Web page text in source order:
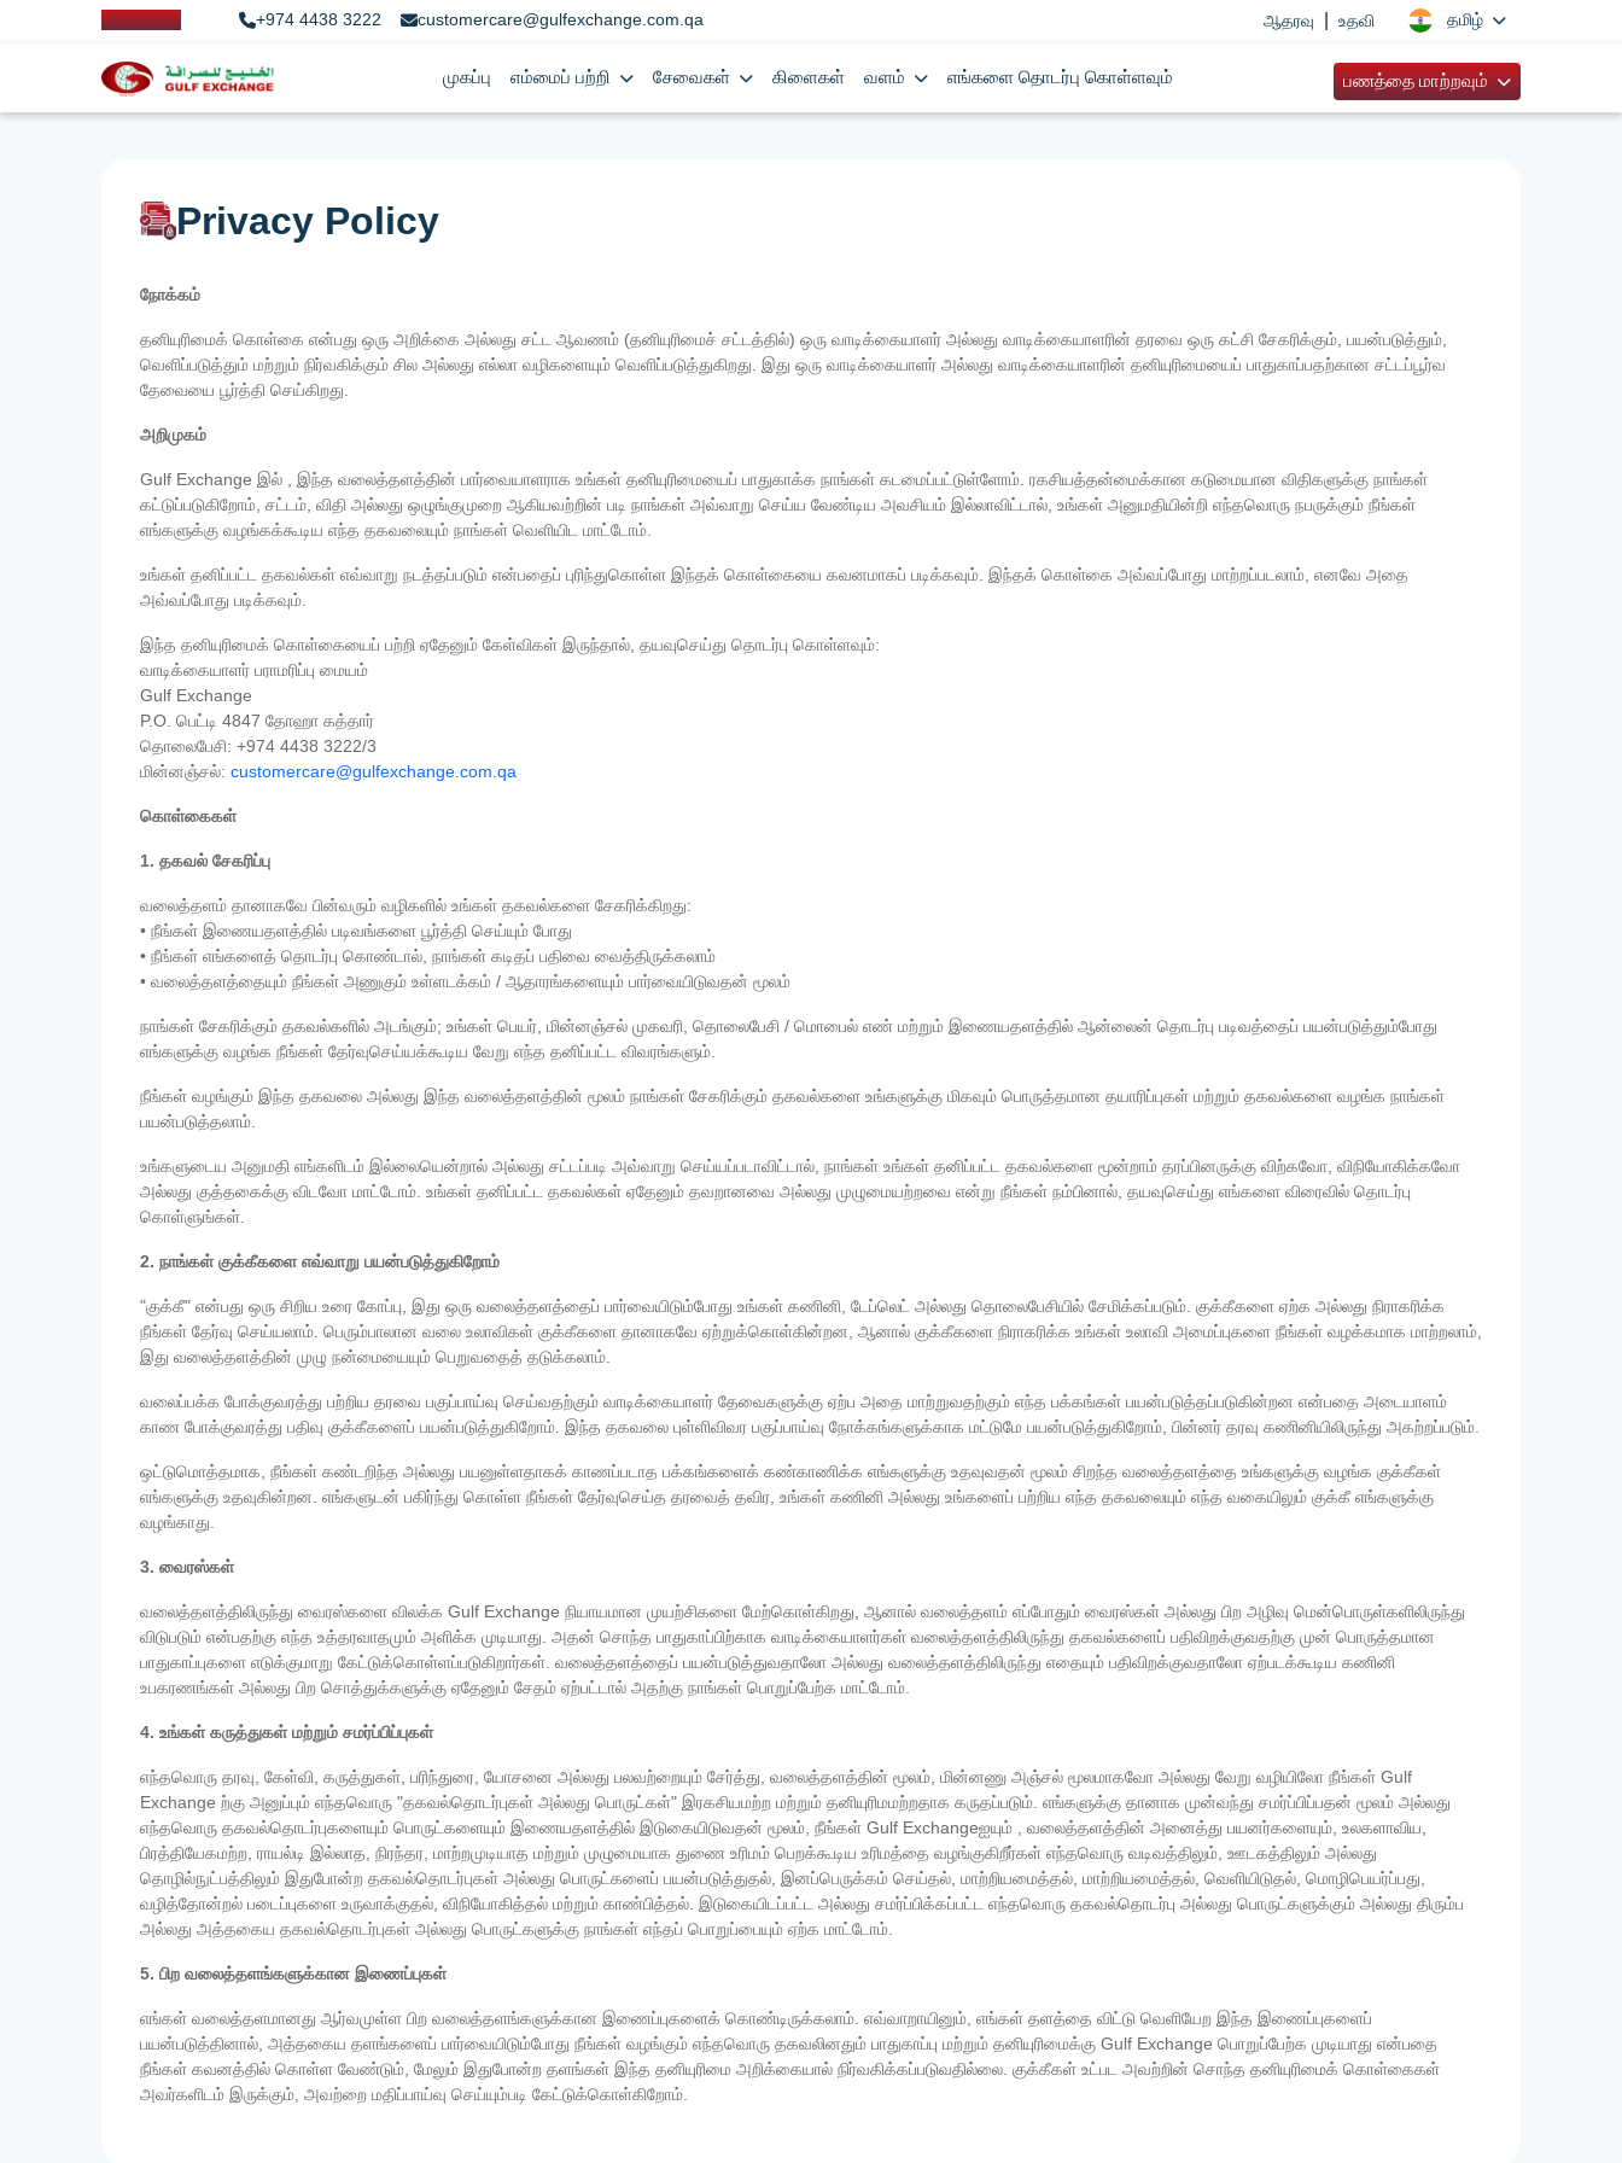
+974 4438 3222 customercare@gulfexchange.com.qa ஆதரவு உதவி தமிழ்
முகப்பு எம்மைப் பற்றி சேவைகள் கிளைகள் வளம் எங்களை தொடர்பு கொள்ளவும் பணத்தை மாற்றவும்
Privacy Policy
நோக்கம்
தனியுரிமைக் கொள்கை என்பது ஒரு அறிக்கை அல்லது சட்ட ஆவணம் (தனியுரிமைச் சட்டத்தில்) ஒரு வாடிக்கையாளர் அல்லது வாடிக்கையாளரின் தரவை ஒரு கட்சி சேகரிக்கும், பயன்படுத்தும்,
வெளிப்படுத்தும் மற்றும் நிர்வகிக்கும் சில அல்லது எல்லா வழிகளையும் வெளிப்படுத்துகிறது. இது ஒரு வாடிக்கையாளர் அல்லது வாடிக்கையாளரின் தனியுரிமையைப் பாதுகாப்பதற்கான சட்டப்பூர்வ
தேவையை பூர்த்தி செய்கிறது.
அறிமுகம்
Gulf Exchange இல் , இந்த வலைத்தளத்தின் பார்வையாளராக உங்கள் தனியுரிமையைப் பாதுகாக்க நாங்கள் கடமைப்பட்டுள்ளோம். ரகசியத்தன்மைக்கான கடுமையான விதிகளுக்கு நாங்கள்
கட்டுப்படுகிறோம், சட்டம், விதி அல்லது ஒழுங்குமுறை ஆகியவற்றின் படி நாங்கள் அவ்வாறு செய்ய வேண்டிய அவசியம் இல்லாவிட்டால், உங்கள் அனுமதியின்றி எந்தவொரு நபருக்கும் நீங்கள்
எங்களுக்கு வழங்கக்கூடிய எந்த தகவலையும் நாங்கள் வெளியிட மாட்டோம்.
உங்கள் தனிப்பட்ட தகவல்கள் எவ்வாறு நடத்தப்படும் என்பதைப் புரிந்துகொள்ள இந்தக் கொள்கையை கவனமாகப் படிக்கவும். இந்தக் கொள்கை அவ்வப்போது மாற்றப்படலாம், எனவே அதை
அவ்வப்போது படிக்கவும்.
இந்த தனியுரிமைக் கொள்கையைப் பற்றி ஏதேனும் கேள்விகள் இருந்தால், தயவுசெய்து தொடர்பு கொள்ளவும்:
வாடிக்கையாளர் பராமரிப்பு மையம்
Gulf Exchange
P.O. பெட்டி 4847 தோஹா கத்தார்
தொலைபேசி: +974 4438 3222/3
மின்னஞ்சல்: customercare@gulfexchange.com.qa
கொள்கைகள்
1. தகவல் சேகரிப்பு
வலைத்தளம் தானாகவே பின்வரும் வழிகளில் உங்கள் தகவல்களை சேகரிக்கிறது:
• நீங்கள் இணையதளத்தில் படிவங்களை பூர்த்தி செய்யும் போது
• நீங்கள் எங்களைத் தொடர்பு கொண்டால், நாங்கள் கடிதப் பதிவை வைத்திருக்கலாம்
• வலைத்தளத்தையும் நீங்கள் அணுகும் உள்ளடக்கம் / ஆதாரங்களையும் பார்வையிடுவதன் மூலம்
நாங்கள் சேகரிக்கும் தகவல்களில் அடங்கும்; உங்கள் பெயர், மின்னஞ்சல் முகவரி, தொலைபேசி / மொபைல் எண் மற்றும் இணையதளத்தில் ஆன்லைன் தொடர்பு படிவத்தைப் பயன்படுத்தும்போது
எங்களுக்கு வழங்க நீங்கள் தேர்வுசெய்யக்கூடிய வேறு எந்த தனிப்பட்ட விவரங்களும்.
நீங்கள் வழங்கும் இந்த தகவலை அல்லது இந்த வலைத்தளத்தின் மூலம் நாங்கள் சேகரிக்கும் தகவல்களை உங்களுக்கு மிகவும் பொருத்தமான தயாரிப்புகள் மற்றும் தகவல்களை வழங்க நாங்கள்
பயன்படுத்தலாம்.
உங்களுடைய அனுமதி எங்களிடம் இல்லையென்றால் அல்லது சட்டப்படி அவ்வாறு செய்யப்படாவிட்டால், நாங்கள் உங்கள் தனிப்பட்ட தகவல்களை மூன்றாம் தரப்பினருக்கு விற்கவோ, விநியோகிக்கவோ
அல்லது குத்தகைக்கு விடவோ மாட்டோம். உங்கள் தனிப்பட்ட தகவல்கள் ஏதேனும் தவறானவை அல்லது முழுமையற்றவை என்று நீங்கள் நம்பினால், தயவுசெய்து எங்களை விரைவில் தொடர்பு
கொள்ளுங்கள்.
2. நாங்கள் குக்கீகளை எவ்வாறு பயன்படுத்துகிறோம்
"குக்கீ" என்பது ஒரு சிறிய உரை கோப்பு, இது ஒரு வலைத்தளத்தைப் பார்வையிடும்போது உங்கள் கணினி, டேப்லெட் அல்லது தொலைபேசியில் சேமிக்கப்படும். குக்கீகளை ஏற்க அல்லது நிராகரிக்க
நீங்கள் தேர்வு செய்யலாம். பெரும்பாலான வலை உலாவிகள் குக்கீகளை தானாகவே ஏற்றுக்கொள்கின்றன, ஆனால் குக்கீகளை நிராகரிக்க உங்கள் உலாவி அமைப்புகளை நீங்கள் வழக்கமாக மாற்றலாம்,
இது வலைத்தளத்தின் முழு நன்மையையும் பெறுவதைத் தடுக்கலாம்.
வலைப்பக்க போக்குவரத்து பற்றிய தரவை பகுப்பாய்வு செய்வதற்கும் வாடிக்கையாளர் தேவைகளுக்கு ஏற்ப அதை மாற்றுவதற்கும் எந்த பக்கங்கள் பயன்படுத்தப்படுகின்றன என்பதை அடையாளம்
காண போக்குவரத்து பதிவு குக்கீகளைப் பயன்படுத்துகிறோம். இந்த தகவலை புள்ளிவிவர பகுப்பாய்வு நோக்கங்களுக்காக மட்டுமே பயன்படுத்துகிறோம், பின்னர் தரவு கணினியிலிருந்து அகற்றப்படும்.
ஒட்டுமொத்தமாக, நீங்கள் கண்டறிந்த அல்லது பயனுள்ளதாகக் காணப்படாத பக்கங்களைக் கண்காணிக்க எங்களுக்கு உதவுவதன் மூலம் சிறந்த வலைத்தளத்தை உங்களுக்கு வழங்க குக்கீகள்
எங்களுக்கு உதவுகின்றன. எங்களுடன் பகிர்ந்து கொள்ள நீங்கள் தேர்வுசெய்த தரவைத் தவிர, உங்கள் கணினி அல்லது உங்களைப் பற்றிய எந்த தகவலையும் எந்த வகையிலும் குக்கீ எங்களுக்கு
வழங்காது.
3. வைரஸ்கள்
வலைத்தளத்திலிருந்து வைரஸ்களை விலக்க Gulf Exchange நியாயமான முயற்சிகளை மேற்கொள்கிறது, ஆனால் வலைத்தளம் எப்போதும் வைரஸ்கள் அல்லது பிற அழிவு மென்பொருள்களிலிருந்து
விடுபடும் என்பதற்கு எந்த உத்தரவாதமும் அளிக்க முடியாது. அதன் சொந்த பாதுகாப்பிற்காக வாடிக்கையாளர்கள் வலைத்தளத்திலிருந்து தகவல்களைப் பதிவிறக்குவதற்கு முன் பொருத்தமான
பாதுகாப்புகளை எடுக்குமாறு கேட்டுக்கொள்ளப்படுகிறார்கள். வலைத்தளத்தைப் பயன்படுத்துவதாலோ அல்லது வலைத்தளத்திலிருந்து எதையும் பதிவிறக்குவதாலோ ஏற்படக்கூடிய கணினி
உபகரணங்கள் அல்லது பிற சொத்துக்களுக்கு ஏதேனும் சேதம் ஏற்பட்டால் அதற்கு நாங்கள் பொறுப்பேற்க மாட்டோம்.
4. உங்கள் கருத்துகள் மற்றும் சமர்ப்பிப்புகள்
எந்தவொரு தரவு, கேள்வி, கருத்துகள், பரிந்துரை, யோசனை அல்லது பலவற்றையும் சேர்த்து, வலைத்தளத்தின் மூலம், மின்னணு அஞ்சல் மூலமாகவோ அல்லது வேறு வழியிலோ நீங்கள் Gulf
Exchange ற்கு அனுப்பும் எந்தவொரு "தகவல்தொடர்புகள் அல்லது பொருட்கள்" இரகசியமற்ற மற்றும் தனியுரிமமற்றதாக கருதப்படும். எங்களுக்கு தானாக முன்வந்து சமர்ப்பிப்பதன் மூலம் அல்லது
எந்தவொரு தகவல்தொடர்புகளையும் பொருட்களையும் இணையதளத்தில் இடுகையிடுவதன் மூலம், நீங்கள் Gulf Exchangeஐயும் , வலைத்தளத்தின் அனைத்து பயனர்களையும், உலகளாவிய,
பிரத்தியேகமற்ற, ராயல்டி இல்லாத, நிரந்தர, மாற்றமுடியாத மற்றும் முழுமையாக துணை உரிமம் பெறக்கூடிய உரிமத்தை வழங்குகிறீர்கள் எந்தவொரு வடிவத்திலும், ஊடகத்திலும் அல்லது
தொழில்நுட்பத்திலும் இதுபோன்ற தகவல்தொடர்புகள் அல்லது பொருட்களைப் பயன்படுத்துதல், இனப்பெருக்கம் செய்தல், மாற்றியமைத்தல், மாற்றியமைத்தல், வெளியிடுதல், மொழிபெயர்ப்பது,
வழித்தோன்றல் படைப்புகளை உருவாக்குதல், விநியோகித்தல் மற்றும் காண்பித்தல். இடுகையிடப்பட்ட அல்லது சமர்ப்பிக்கப்பட்ட எந்தவொரு தகவல்தொடர்பு அல்லது பொருட்களுக்கும் அல்லது திரும்ப
அல்லது அத்தகைய தகவல்தொடர்புகள் அல்லது பொருட்களுக்கு நாங்கள் எந்தப் பொறுப்பையும் ஏற்க மாட்டோம்.
5. பிற வலைத்தளங்களுக்கான இணைப்புகள்
எங்கள் வலைத்தளமானது ஆர்வமுள்ள பிற வலைத்தளங்களுக்கான இணைப்புகளைக் கொண்டிருக்கலாம். எவ்வாறாயினும், எங்கள் தளத்தை விட்டு வெளியேற இந்த இணைப்புகளைப்
பயன்படுத்தினால், அத்தகைய தளங்களைப் பார்வையிடும்போது நீங்கள் வழங்கும் எந்தவொரு தகவலினதும் பாதுகாப்பு மற்றும் தனியுரிமைக்கு Gulf Exchange பொறுப்பேற்க முடியாது என்பதை
நீங்கள் கவனத்தில் கொள்ள வேண்டும், மேலும் இதுபோன்ற தளங்கள் இந்த தனியுரிமை அறிக்கையால் நிர்வகிக்கப்படுவதில்லை. குக்கீகள் உட்பட அவற்றின் சொந்த தனியுரிமைக் கொள்கைகள்
அவர்களிடம் இருக்கும், அவற்றை மதிப்பாய்வு செய்யும்படி கேட்டுக்கொள்கிறோம்.